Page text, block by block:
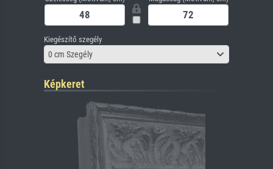
Kiegészítő szegély
0 cm Szegély
Képkeret